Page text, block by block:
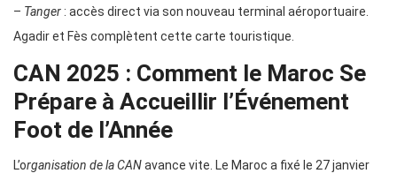
– Tanger : accès direct via son nouveau terminal aéroportuaire.
Agadir et Fès complètent cette carte touristique.
CAN 2025 : Comment le Maroc Se
Prépare à Accueillir l’Événement
Foot de l’Année
L’organisation de la CANavance vite. Le Maroc a fixé le 27 janvier